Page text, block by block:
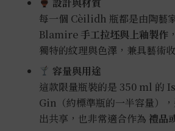
每一個 Cèilidh 瓶都是由陶藝
Blamire 手工拉坯與上釉製作
獨特的紋理與色澤，兼具藝術
容量與用途
這款限量瓶裝的是 350 ml 的
Gin（約標準瓶的一半容量）
出共享，也非常適合作為 禮品